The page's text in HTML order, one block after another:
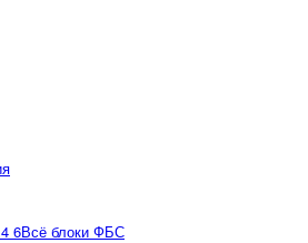
6Всё блоки ФБС